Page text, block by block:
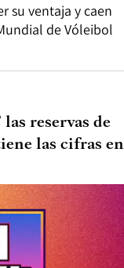
su ventaja y caen
de Vóleibol
reservas de
las cifras en